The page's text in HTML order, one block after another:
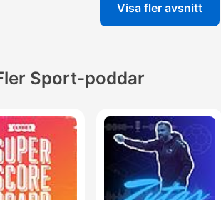
Visa fler avsnitt
Sport-poddar